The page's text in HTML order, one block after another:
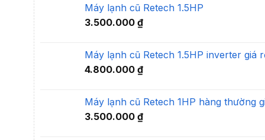
Máy lạnh cũ Retech 1.5HP
3.500.000 ₫
Máy lạnh cũ Retech 1.5HP inverter giá
4.800.000 ₫
Máy lạnh cũ Retech 1HP hàng thường
3.500.000 ₫